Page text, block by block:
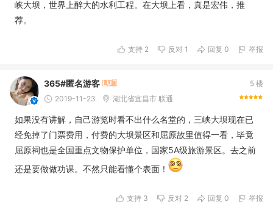
峡大坝，世界上醉大的水利工程。在大坝上看，真是宏伟，推
荐。
支持 2 反对 1 回复 0 举报
5 楼
365#匿名游客
2019-11-23 湖北省宜昌市 联通
如果没有讲解，自己游览时看不出什么名堂的，三峡大坝现在已
经免掉了门票费用，付费的大坝景区和屈原故里值得一看，毕竟
屈原祠也是全国重点文物保护单位，国家5A级旅游景区。去之前
还是要做做功课。不然只能看懂个表面！
支持 3 反对 2 回复 0 举报